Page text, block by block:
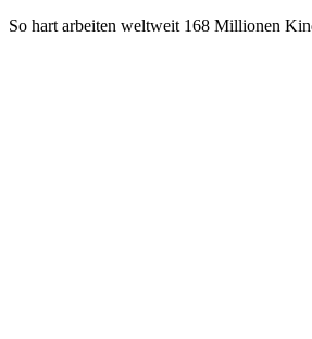
So hart arbeiten weltweit 168 Millionen